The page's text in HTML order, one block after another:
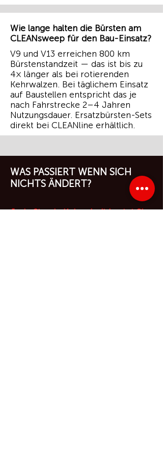
Wie lange halten die Bürsten am
CLEANsweep für den Bau-Einsatz?
V9 und V13 erreichen 800 km
Bürstenstandzeit — das ist bis zu
4× länger als bei rotierenden
Kehrwalzen. Bei täglichem Einsatz
auf Baustellen entspricht das je
nach Fahrstrecke 2–4 Jahren
Nutzungsdauer. Ersatzbürsten-Sets
direkt bei CLEANline erhältlich.
WAS PASSIERT WENN SICH
NICHTS ÄNDERT?
Jede Stunde Kehrarbeit kostet Sie